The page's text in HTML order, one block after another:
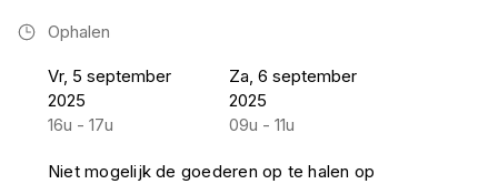
Ophalen
Vr, 5 september
2025
16u - 17u
Za, 6 september
2025
09u - 11u
Niet mogelijk de goederen op te halen op